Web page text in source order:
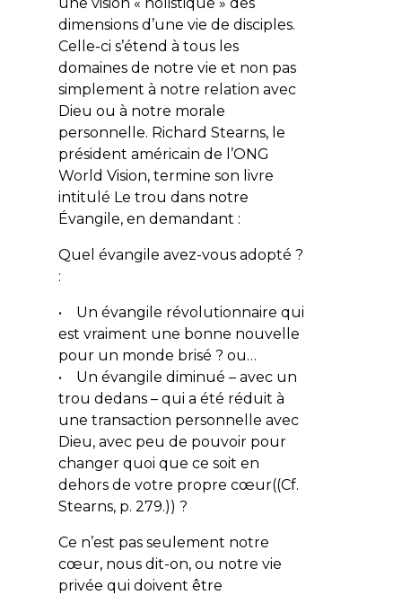
dimensions d’une vie de disciples.
Celle-ci s’étend à tous les
domaines de notre vie et non pas
simplement à notre relation avec
Dieu ou à notre morale
personnelle. Richard Stearns, le
président américain de l’ONG
World Vision, termine son livre
intitulé Le trou dans notre
Évangile, en demandant :
Quel évangile avez-vous adopté ?
:
• Un évangile révolutionnaire qui
est vraiment une bonne nouvelle
pour un monde brisé ? ou…
• Un évangile diminué – avec un
trou dedans – qui a été réduit à
une transaction personnelle avec
Dieu, avec peu de pouvoir pour
changer quoi que ce soit en
dehors de votre propre cœur((Cf.
Stearns, p. 279.)) ?
Ce n’est pas seulement notre
cœur, nous dit-on, ou notre vie
privée qui doivent être